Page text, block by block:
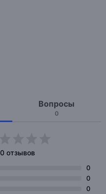
Вопросы
0
0 отзывов
0
0
0